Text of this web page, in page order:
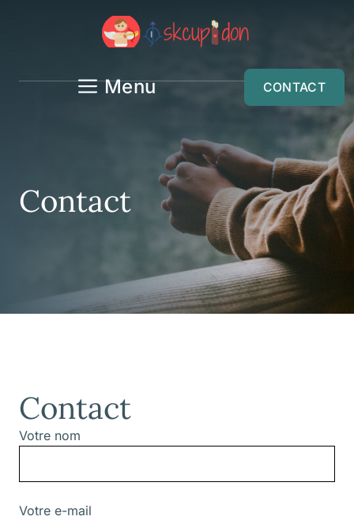
Menu CONTACT
Contact
Contact
Votre nom
Votre e-mail